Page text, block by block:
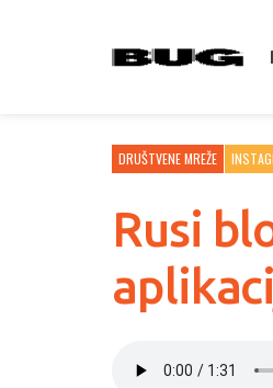
DRUŠTVENE MREŽE
Rusi